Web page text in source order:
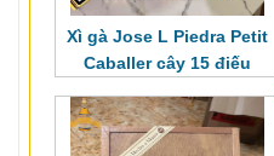
Xì gà Jose L Piedra Petit
Caballer cây 15 điếu